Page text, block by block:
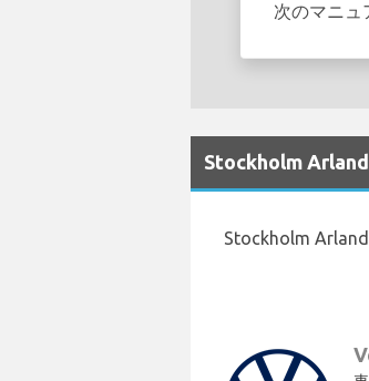
次のマニュ
Stockholm
Stockholm